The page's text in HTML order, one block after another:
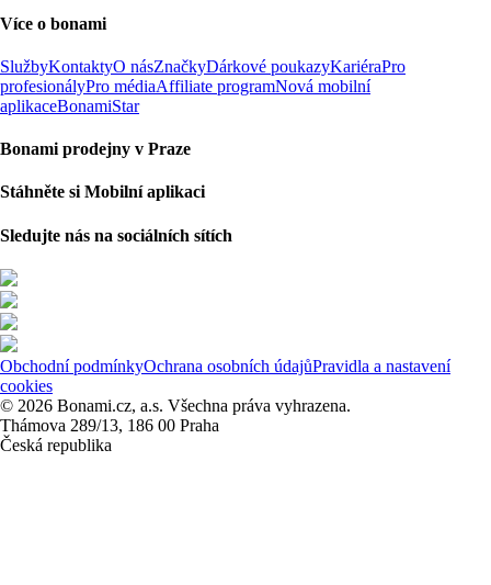
Více o bonami
SlužbyKontaktyO násZnačkyDárkové poukazyKariéraPro
profesionályPro médiaAffiliate programNová mobilní
aplikaceBonamiStar
Bonami prodejny v Praze
Stáhněte si Mobilní aplikaci
Sledujte nás na sociálních sítích
Obchodní podmínkyOchrana osobních údajůPravidla a nastavení
cookies
© 2026 Bonami.cz, a.s. Všechna práva vyhrazena.
Thámova 289/13, 186 00 Praha
Česká republika